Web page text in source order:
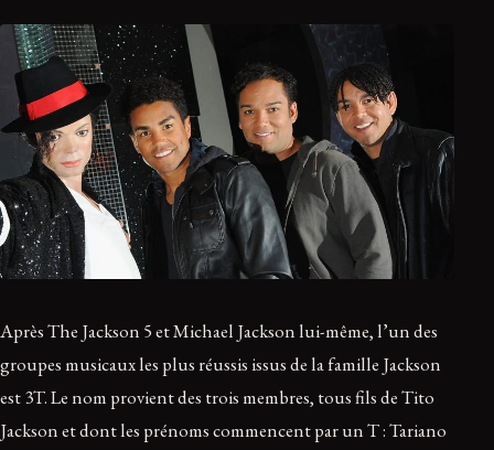
Après The Jackson 5 et Michael Jackson lui-même, l’un des
groupes musicaux les plus réussis issus de la famille Jackson
est 3T. Le nom provient des trois membres, tous fils de Tito
Jackson et dont les prénoms commencent par un T : Tariano